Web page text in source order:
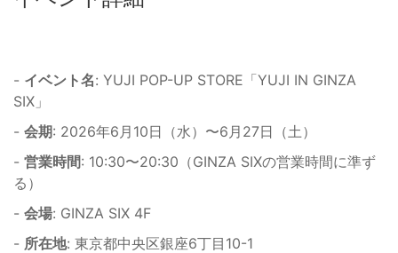
- イベント名: YUJI POP-UP STORE「YUJI IN GINZA
SIX」
- 会期: 2026年6月10日（水）〜6月27日（土）
- 営業時間: 10:30〜20:30（GINZA SIXの営業時間に準ず
る）
- 会場: GINZA SIX 4F
- 所在地: 東京都中央区銀座6丁目10-1